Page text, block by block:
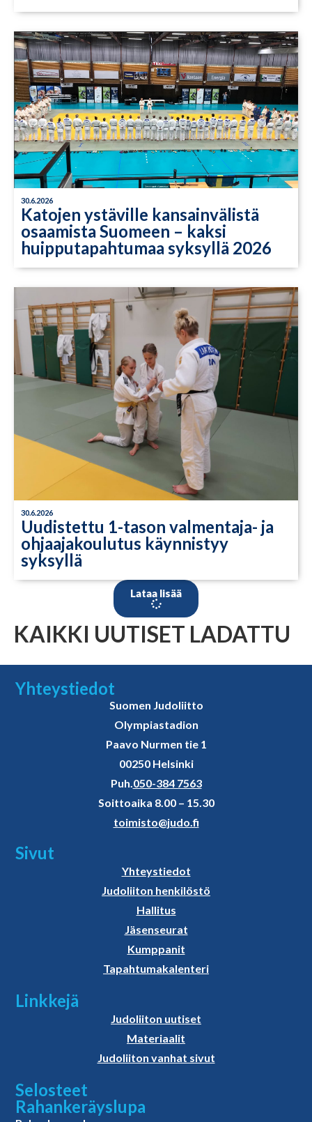
30.6.2026
Katojen ystäville kansainvälistä
osaamista Suomeen – kaksi
huipputapahtumaa syksyllä 2026
30.6.2026
Uudistettu 1-tason valmentaja- ja
ohjaajakoulutus käynnistyy
syksyllä
Lataa lisää
KAIKKI UUTISET LADATTU
Yhteystiedot
Suomen Judoliitto
Olympiastadion
Paavo Nurmen tie 1
00250 Helsinki
Puh.050-384 7563
Soittoaika 8.00 – 15.30
toimisto@judo.fi
Sivut
Yhteystiedot
Judoliiton henkilöstö
Hallitus
Jäsenseurat
Kumppanit
Tapahtumakalenteri
Linkkejä
Judoliiton uutiset
Materiaalit
Judoliiton vanhat sivut
Selosteet
Rahankeräyslupa